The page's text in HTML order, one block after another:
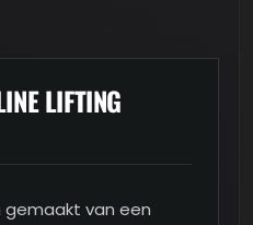
LIFTING
gemaakt van een